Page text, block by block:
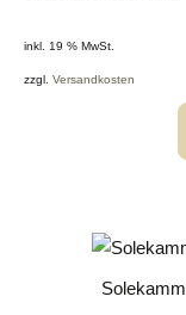
inkl. 19 % MwSt.
zzgl. Versandkosten